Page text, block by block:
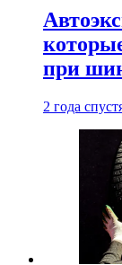
при
2 года